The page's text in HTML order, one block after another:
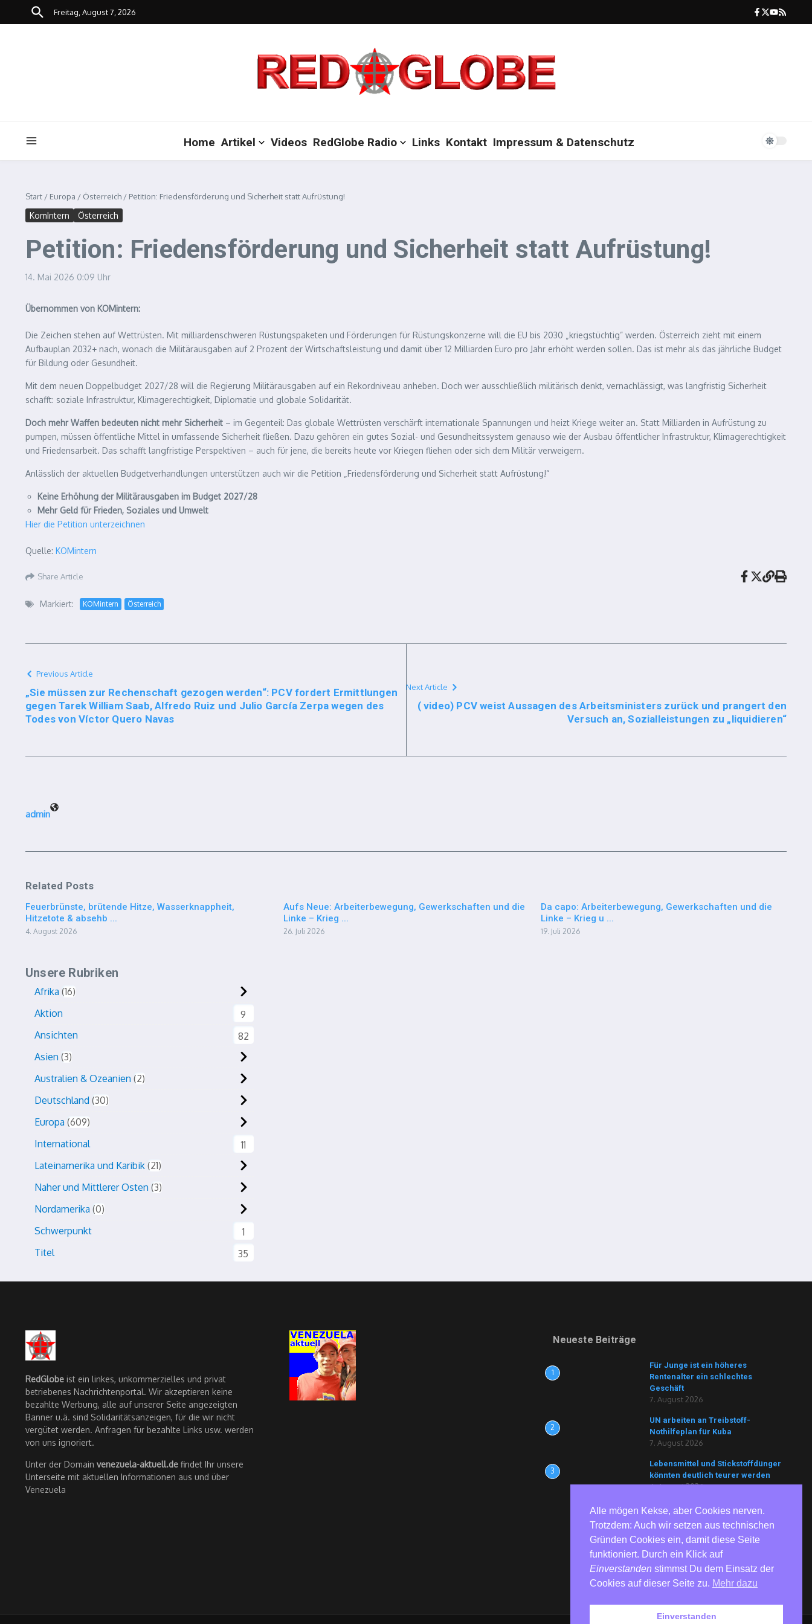
Zum Inhalt springen
Freitag, August 7, 2026
Home Artikel Videos RedGlobe Radio Links Kontakt Impressum & Datenschutz
Start / Europa / Österreich / Petition: Friedensförderung und Sicherheit statt Aufrüstung!
KomIntern Österreich
Petition: Friedensförderung und Sicherheit statt Aufrüstung!
14. Mai 2026 0:09 Uhr
Übernommen von KOMintern:
Die Zeichen stehen auf Wettrüsten. Mit milliardenschweren Rüstungspaketen und Förderungen für Rüstungskonzerne will die EU bis 2030 „kriegstüchtig” werden. Österreich zieht mit einem
Aufbauplan 2032+ nach, wonach die Militärausgaben auf 2 Prozent der Wirtschaftsleistung und damit über 12 Milliarden Euro pro Jahr erhöht werden sollen. Das ist mehr als das jährliche Budget
für Bildung oder Gesundheit.
Mit dem neuen Doppelbudget 2027/28 will die Regierung Militärausgaben auf ein Rekordniveau anheben. Doch wer ausschließlich militärisch denkt, vernachlässigt, was langfristig Sicherheit
schafft: soziale Infrastruktur, Klimagerechtigkeit, Diplomatie und globale Solidarität.
Doch mehr Waffen bedeuten nicht mehr Sicherheit – im Gegenteil: Das globale Wettrüsten verschärft internationale Spannungen und heizt Kriege weiter an. Statt Milliarden in Aufrüstung zu
pumpen, müssen öffentliche Mittel in umfassende Sicherheit fließen. Dazu gehören ein gutes Sozial- und Gesundheitssystem genauso wie der Ausbau öffentlicher Infrastruktur, Klimagerechtigkeit
und Friedensarbeit. Das schafft langfristige Perspektiven – auch für jene, die bereits heute vor Kriegen fliehen oder sich dem Militär verweigern.
Anlässlich der aktuellen Budgetverhandlungen unterstützen auch wir die Petition „Friedensförderung und Sicherheit statt Aufrüstung!“
Keine Erhöhung der Militärausgaben im Budget 2027/28
Mehr Geld für Frieden, Soziales und Umwelt
Hier die Petition unterzeichnen
Quelle: KOMintern
Share Article
Markiert: KOMintern Österreich
Previous Article
„Sie müssen zur Rechenschaft gezogen werden“: PCV fordert Ermittlungen
gegen Tarek William Saab, Alfredo Ruiz und Julio García Zerpa wegen des
Todes von Víctor Quero Navas
Next Article
( video) PCV weist Aussagen des Arbeitsministers zurück und prangert den
Versuch an, Sozialleistungen zu „liquidieren“
admin
Related Posts
Feuerbrünste, brütende Hitze, Wasserknappheit,
Hitzetote & absehb ...
4. August 2026
Aufs Neue: Arbeiterbewegung, Gewerkschaften und die
Linke – Krieg ...
26. Juli 2026
Da capo: Arbeiterbewegung, Gewerkschaften und die
Linke – Krieg u ...
19. Juli 2026
Unsere Rubriken
Afrika 16
Aktion
9
Ansichten
82
Asien 3
Australien & Ozeanien 2
Deutschland 30
Europa 609
International
11
Lateinamerika und Karibik 21
Naher und Mittlerer Osten 3
Nordamerika 0
Schwerpunkt
1
Titel
35
RedGlobe ist ein linkes, unkommerzielles und privat
betriebenes Nachrichtenportal. Wir akzeptieren keine
bezahlte Werbung, alle auf unserer Seite angezeigten
Banner u.ä. sind Solidaritätsanzeigen, für die wir nicht
vergütet werden. Anfragen für bezahlte Links usw. werden
von uns ignoriert.
Unter der Domain venezuela-aktuell.de findet Ihr unsere
Unterseite mit aktuellen Informationen aus und über
Venezuela
Neueste Beiträge
1
Für Junge ist ein höheres
Rentenalter ein schlechtes
Geschäft
7. August 2026
2
UN arbeiten an Treibstoff-
Nothilfeplan für Kuba
7. August 2026
3
Lebensmittel und Stickstoffdünger
könnten deutlich teurer werden
6. August 2026
Alle mögen Kekse, aber Cookies nerven.
Trotzdem: Auch wir setzen aus technischen
Gründen Cookies ein, damit diese Seite
funktioniert. Durch ein Klick auf
Einverstanden stimmst Du dem Einsatz der
Cookies auf dieser Seite zu. Mehr dazu
Einverstanden